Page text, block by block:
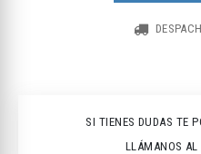
SI TIENES DUDAS TE
LLÁMANOS